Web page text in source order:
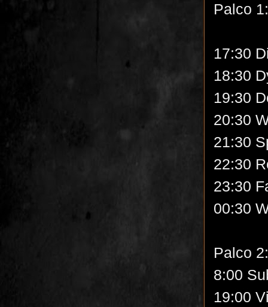
Palco 1:
17:30
18:30
19:30
20:30
21:30
22:30
23:30
00:30
Palco 2:
8:00
19:00